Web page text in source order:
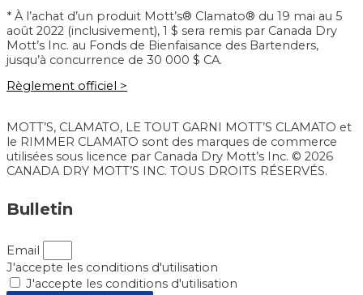
* À l’achat d’un produit Mott’s® Clamato® du 19 mai au 5
août 2022 (inclusivement), 1 $ sera remis par Canada Dry
Mott’s Inc. au Fonds de Bienfaisance des Bartenders,
jusqu’à concurrence de 30 000 $ CA.
Règlement officiel >
MOTT’S, CLAMATO, LE TOUT GARNI MOTT’S CLAMATO et
le RIMMER CLAMATO sont des marques de commerce
utilisées sous licence par Canada Dry Mott’s Inc. © 2026
CANADA DRY MOTT’S INC. TOUS DROITS RÉSERVÉS.
Bulletin
Email
J'accepte les conditions d'utilisation
J'accepte les conditions d'utilisation